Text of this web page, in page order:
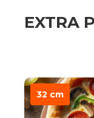
EXTRA
32 cm